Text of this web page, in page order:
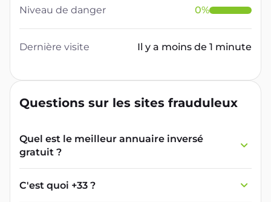
Niveau de danger 0%
Dernière visite Il y a moins de 1 minute
Questions sur les sites frauduleux
Quel est le meilleur annuaire inversé
gratuit ?
France Verif inclut une fonctionnalité de
recherche de numéro inversée qui est efficace
et gratuite pour identifier les appelants
C'est quoi +33 ?
L'indicatif +33 est le code téléphonique